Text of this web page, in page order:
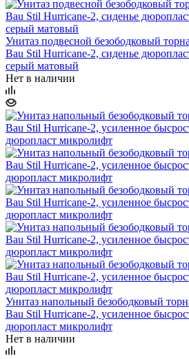
Унитаз подвесной безободковый
Bau Stil Hurricane-2, сиденье
серый матовый
Нет в наличии
Унитаз напольный безободковый
Bau Stil Hurricane-2, усиленное
дюропласт микролифт
Нет в наличии